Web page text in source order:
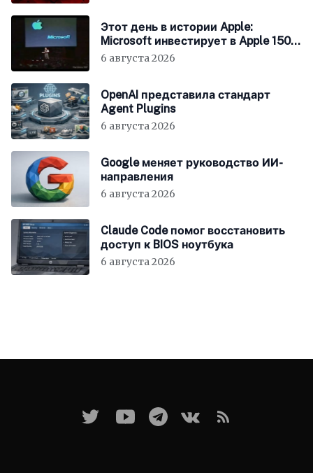
Этот день в истории Apple:
Microsoft инвестирует в Apple 150
миллионов долларов
6 августа 2026
OpenAI представила стандарт
Agent Plugins
6 августа 2026
Google меняет руководство ИИ-
направления
6 августа 2026
Claude Code помог восстановить
доступ к BIOS ноутбука
6 августа 2026